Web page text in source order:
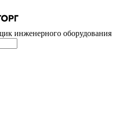
инженерного оборудования